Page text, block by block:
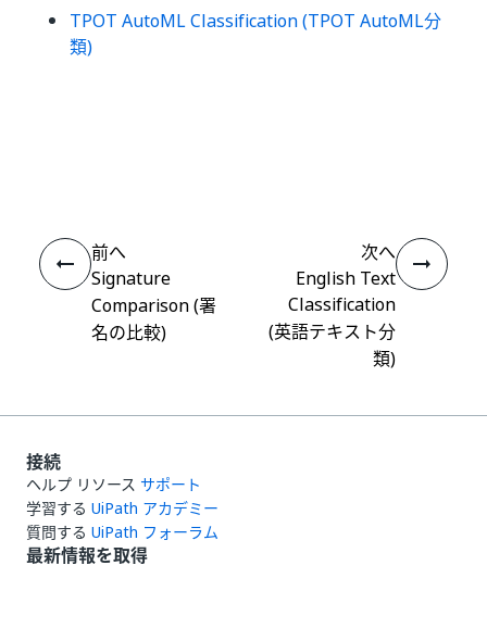
TPOT AutoML Classification (TPOT AutoML分
類)
前へ
Signature
Comparison (署
名の比較)
次へ
English Text
Classification
(英語テキスト分
類)
接続
ヘルプ リソース サポート
学習する UiPath アカデミー
質問する UiPath フォーラム
最新情報を取得